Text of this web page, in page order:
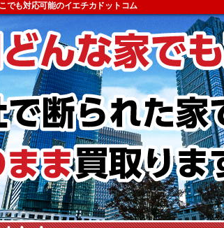
でも対応可能のイエチカドットコム